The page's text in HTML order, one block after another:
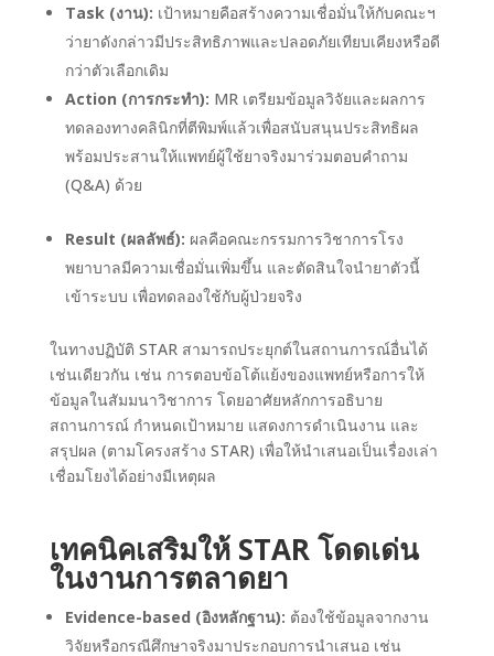
Task (งาน): เป้าหมายคือสร้างความเชื่อมั่นให้กับคณะฯ
ว่ายาดังกล่าวมีประสิทธิภาพและปลอดภัยเทียบเคียงหรือดี
กว่าตัวเลือกเดิม
Action (การกระทำ): MR เตรียมข้อมูลวิจัยและผลการ
ทดลองทางคลินิกที่ตีพิมพ์แล้วเพื่อสนับสนุนประสิทธิผล
พร้อมประสานให้แพทย์ผู้ใช้ยาจริงมาร่วมตอบคำถาม
(Q&A) ด้วย
Result (ผลลัพธ์): ผลคือคณะกรรมการวิชาการโรง
พยาบาลมีความเชื่อมั่นเพิ่มขึ้น และตัดสินใจนำยาตัวนี้
เข้าระบบ เพื่อทดลองใช้กับผู้ป่วยจริง
ในทางปฏิบัติ STAR สามารถประยุกต์ในสถานการณ์อื่นได้
เช่นเดียวกัน เช่น การตอบข้อโต้แย้งของแพทย์หรือการให้
ข้อมูลในสัมมนาวิชาการ โดยอาศัยหลักการอธิบาย
สถานการณ์ กำหนดเป้าหมาย แสดงการดำเนินงาน และ
สรุปผล (ตามโครงสร้าง STAR) เพื่อให้นำเสนอเป็นเรื่องเล่า
เชื่อมโยงได้อย่างมีเหตุผล
เทคนิคเสริมให้ STAR โดดเด่น
ในงานการตลาดยา
Evidence-based (อิงหลักฐาน): ต้องใช้ข้อมูลจากงาน
วิจัยหรือกรณีศึกษาจริงมาประกอบการนำเสนอ เช่น